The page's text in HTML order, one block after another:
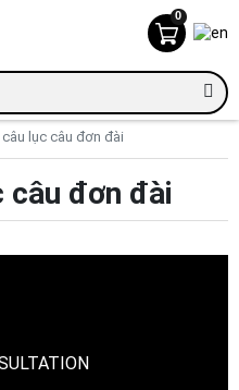
0
lục câu đơn đài
câu đơn đài